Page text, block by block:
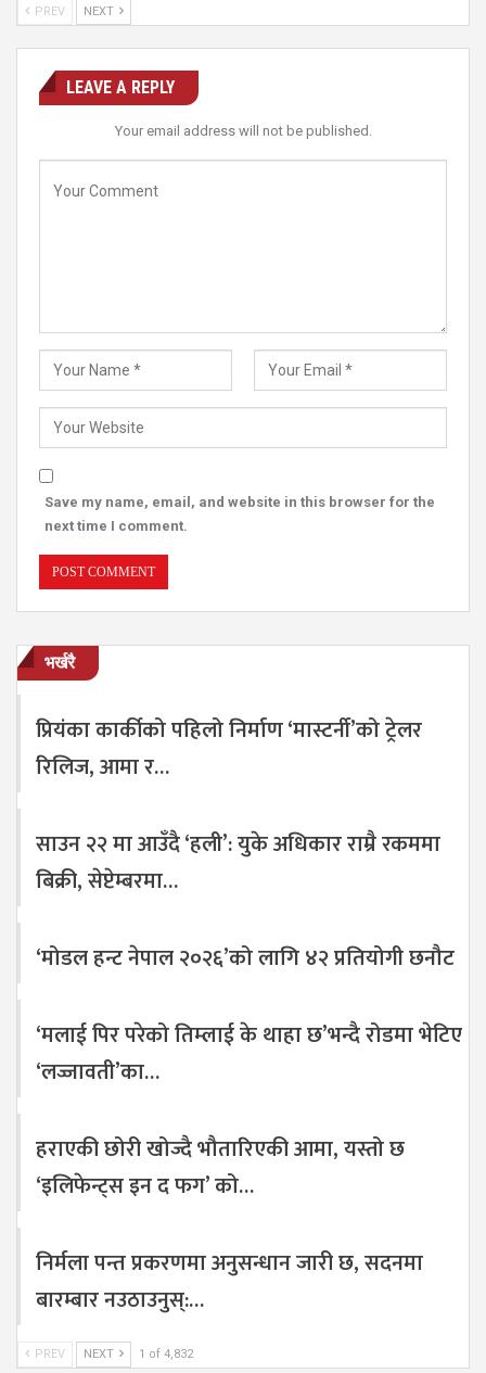
PREV NEXT
LEAVE A REPLY
Your email address will not be published.
Save my name, email, and website in this browser for the
next time I comment.
भर्खरै
प्रियंका कार्कीको पहिलो निर्माण ‘मास्टर्नी’को ट्रेलर
रिलिज, आमा र…
साउन २२ मा आउँदै ‘हली’: युके अधिकार राम्रै रकममा
बिक्री, सेप्टेम्बरमा…
‘मोडल हन्ट नेपाल २०२६’को लागि ४२ प्रतियोगी छनौट
‘मलाई पिर परेको तिम्लाई के थाहा छ’भन्दै रोडमा भेटिए
‘लज्जावती’का…
हराएकी छोरी खोज्दै भौतारिएकी आमा, यस्तो छ
‘इलिफेन्ट्स इन द फग’ को…
निर्मला पन्त प्रकरणमा अनुसन्धान जारी छ, सदनमा
बारम्बार नउठाउनुस्:…
PREV NEXT 1 of 4,832